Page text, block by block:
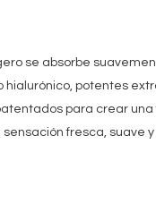
se absorbe
hialurónico, potentes
para crear
fresca, suave